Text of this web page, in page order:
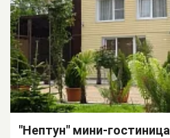
"Нептун" мини-гостиница